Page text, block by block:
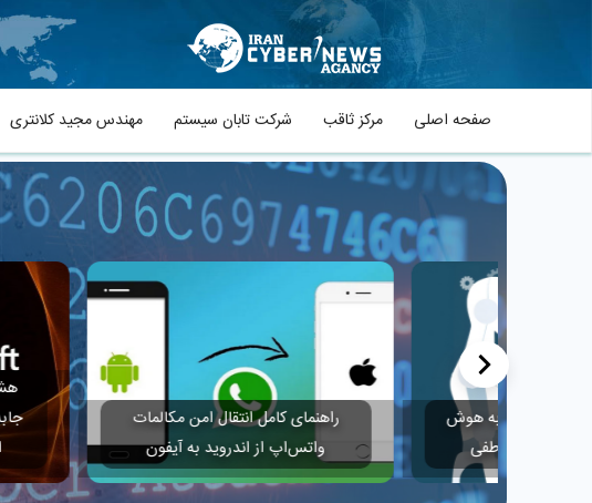
صفحه اصلی مرکز ثاقب شرکت تابان سیستم مهندس مجید کلانتری
راهنمای کامل انتقال امن مکالمات
واتس‌اپ از اندروید به آیفون
هشدار درباره
اطلاعات
<